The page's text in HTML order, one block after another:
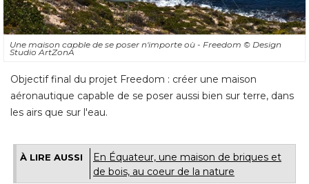
Une maison capble de se poser n'importe où - Freedom © Design
Studio ArtZonA
Objectif final du projet Freedom : créer une maison
aéronautique capable de se poser aussi bien sur terre, dans
les airs que sur l'eau.
À LIRE AUSSI
En Équateur, une maison de briques et
de bois, au coeur de la nature